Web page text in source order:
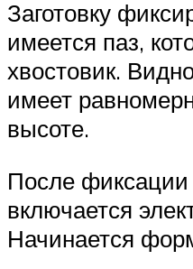
Заготовку
имеется паз,
хвостовик.
имеет
высоте.
После фиксации
включается
Начинается